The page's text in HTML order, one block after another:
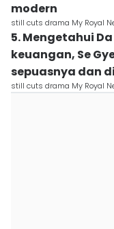
modern
still cuts drama My Royal
5. Mengetahui
keuangan, Se
sepuasnya dan
still cuts drama My Royal